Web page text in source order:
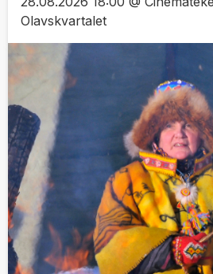
Olavskvartalet